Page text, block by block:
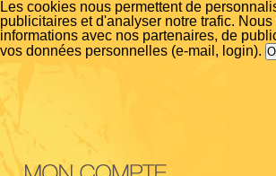
Les cookies nous permettent de
publicitaires et d'analyser notre trafic.
informations avec nos partenaires, de
vos données personnelles (e-mail, login).